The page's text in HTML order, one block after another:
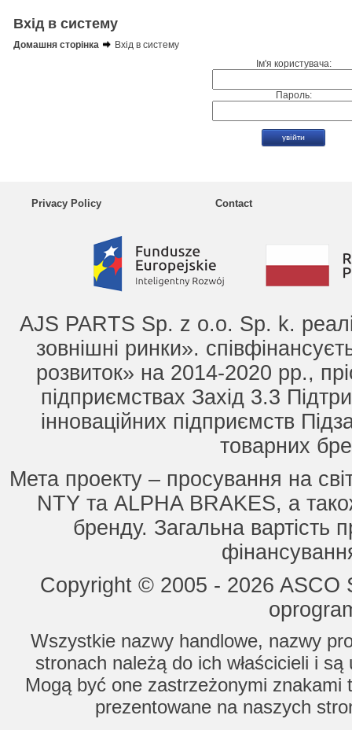
Вхід в систему
Домашня сторінка
Вхід в систему
Ім'я користувача:
Пароль:
Privacy Policy Contact
AJS PARTS Sp. z o.o. Sp. k.
зовнішні ринки».
розвиток» на 2014-2020 рр.,
підприємствах Захід 3.3
інноваційних підприємств
товарних
Мета проекту – просування на
NTY та ALPHA BRAKES, а
бренду. Загальна вартість
Copyright © 2005 - 2026
Wszystkie nazwy handlowe, nazwy
stronach należą do ich właścicieli i
Mogą być one zastrzeżonymi znakami
prezentowane na naszych